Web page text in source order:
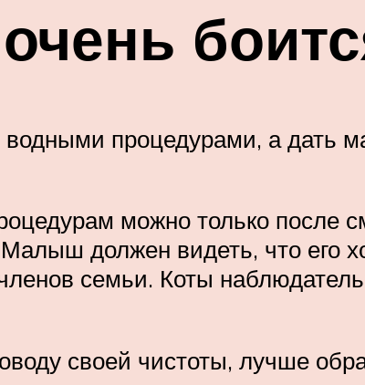
водными процедурами, а дать
можно только после
должен видеть, что его
семьи. Коты
своей чистоты, лучше